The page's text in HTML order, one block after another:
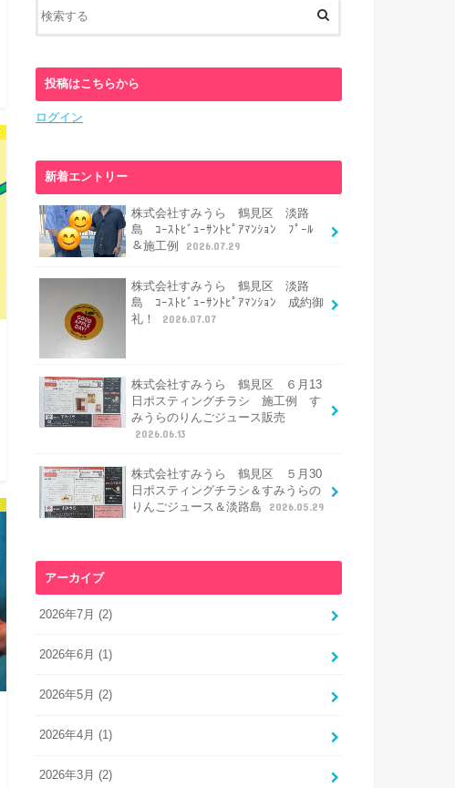
投稿はこちらから
ログイン
新着エントリー
株式会社すみうら 鶴見区 淡路
島 ｺｰｽﾄﾋﾞｭｰｻﾝﾄﾋﾟｱﾏﾝｼｮﾝ ﾌﾟｰﾙ
＆施工例
2026.07.29
株式会社すみうら 鶴見区 淡路
島 ｺｰｽﾄﾋﾞｭｰｻﾝﾄﾋﾟｱﾏﾝｼｮﾝ 成約御
礼！
2026.07.07
株式会社すみうら 鶴見区 ６月13
日ポスティングチラシ 施工例 す
みうらのりんごジュース販売
2026.06.13
株式会社すみうら 鶴見区 ５月30
日ポスティングチラシ＆すみうらの
りんごジュース＆淡路島
2026.05.29
アーカイブ
2026年7月 (2)
2026年6月 (1)
2026年5月 (2)
2026年4月 (1)
2026年3月 (2)